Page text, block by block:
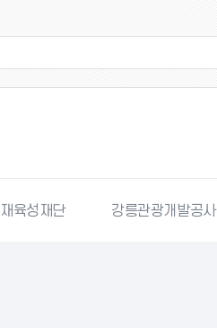
육성재단 강릉관광개발공사